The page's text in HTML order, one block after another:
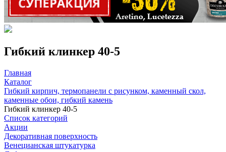
Гибкий клинкер 40-5
Главная
Каталог
Гибкий кирпич, термопанели с рисунком, каменный скол,
каменные обои, гибкий камень
Гибкий клинкер 40-5
Список категорий
Акции
Декоративная поверхность
Венецианская штукатурка